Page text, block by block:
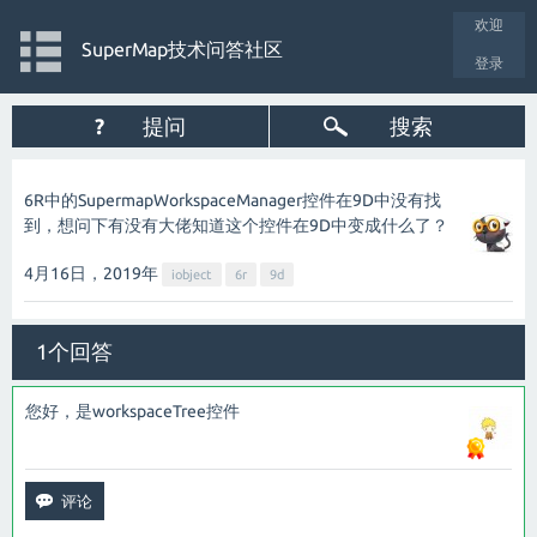
欢迎
登录
SuperMap技术问答社区
? 提问 搜索
6R中的SupermapWorkspaceManager控件在9D中没有找
到，想问下有没有大佬知道这个控件在9D中变成什么了？
4月16日，2019年 iobject 6r 9d
1个回答
您好，是workspaceTree控件